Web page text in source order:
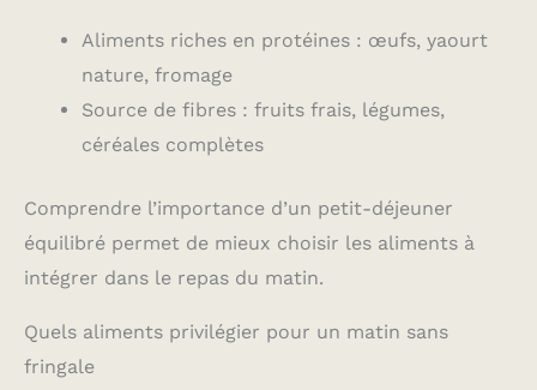
Aliments riches en protéines : œufs, yaourt
nature, fromage
Source de fibres : fruits frais, légumes,
céréales complètes
Comprendre l’importance d’un petit-déjeuner
équilibré permet de mieux choisir les aliments à
intégrer dans le repas du matin.
Quels aliments privilégier pour un matin sans
fringale